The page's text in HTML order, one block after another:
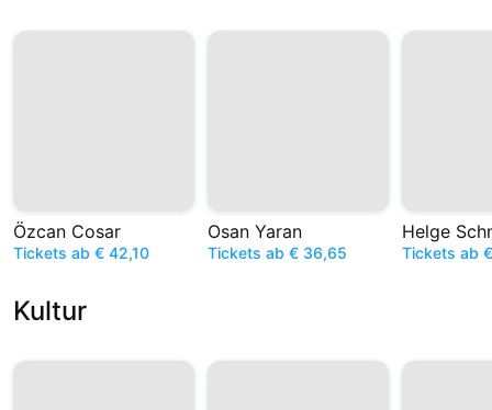
Özcan Cosar
Tickets ab € 42,10
Osan Yaran
Tickets ab € 36,65
Helge
Tickets ab
Kultur